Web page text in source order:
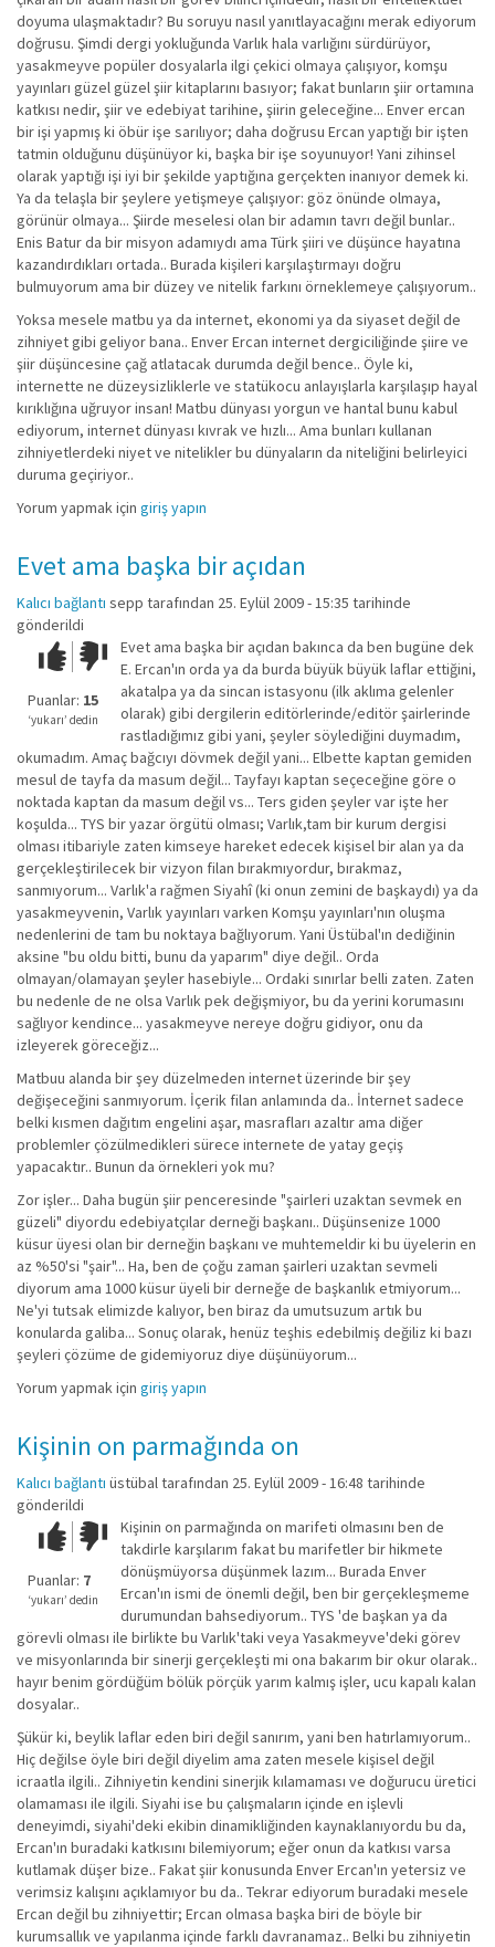
doyuma ulaşmaktadır? Bu soruyu nasıl yanıtlayacağını merak ediyorum
doğrusu. Şimdi dergi yokluğunda Varlık hala varlığını sürdürüyor,
yasakmeyve popüler dosyalarla ilgi çekici olmaya çalışıyor, komşu
yayınları güzel güzel şiir kitaplarını basıyor; fakat bunların şiir ortamına
katkısı nedir, şiir ve edebiyat tarihine, şiirin geleceğine... Enver ercan
bir işi yapmış ki öbür işe sarılıyor; daha doğrusu Ercan yaptığı bir işten
tatmin olduğunu düşünüyor ki, başka bir işe soyunuyor! Yani zihinsel
olarak yaptığı işi iyi bir şekilde yaptığına gerçekten inanıyor demek ki.
Ya da telaşla bir şeylere yetişmeye çalışıyor: göz önünde olmaya,
görünür olmaya... Şiirde meselesi olan bir adamın tavrı değil bunlar..
Enis Batur da bir misyon adamıydı ama Türk şiiri ve düşünce hayatına
kazandırdıkları ortada.. Burada kişileri karşılaştırmayı doğru
bulmuyorum ama bir düzey ve nitelik farkını örneklemeye çalışıyorum..
Yoksa mesele matbu ya da internet, ekonomi ya da siyaset değil de
zihniyet gibi geliyor bana.. Enver Ercan internet dergiciliğinde şiire ve
şiir düşüncesine çağ atlatacak durumda değil bence.. Öyle ki,
internette ne düzeysizliklerle ve statükocu anlayışlarla karşılaşıp hayal
kırıklığına uğruyor insan! Matbu dünyası yorgun ve hantal bunu kabul
ediyorum, internet dünyası kıvrak ve hızlı... Ama bunları kullanan
zihniyetlerdeki niyet ve nitelikler bu dünyaların da niteliğini belirleyici
duruma geçiriyor..
Yorum yapmak için giriş yapın
Evet ama başka bir açıdan
Kalıcı bağlantı sepp tarafından 25. Eylül 2009 - 15:35 tarihinde
gönderildi
Çok iyi!O
kadar
iyi
değil!
Puanlar: 15
‘yukarı’ dedin
Evet ama başka bir açıdan bakınca da ben bugüne dek
E. Ercan'ın orda ya da burda büyük büyük laflar ettiğini,
akatalpa ya da sincan istasyonu (ilk aklıma gelenler
olarak) gibi dergilerin editörlerinde/editör şairlerinde
rastladığımız gibi yani, şeyler söylediğini duymadım,
okumadım. Amaç bağcıyı dövmek değil yani... Elbette kaptan gemiden
mesul de tayfa da masum değil... Tayfayı kaptan seçeceğine göre o
noktada kaptan da masum değil vs... Ters giden şeyler var işte her
koşulda... TYS bir yazar örgütü olması; Varlık,tam bir kurum dergisi
olması itibariyle zaten kimseye hareket edecek kişisel bir alan ya da
gerçekleştirilecek bir vizyon filan bırakmıyordur, bırakmaz,
sanmıyorum... Varlık'a rağmen Siyahî (ki onun zemini de başkaydı) ya da
yasakmeyvenin, Varlık yayınları varken Komşu yayınları'nın oluşma
nedenlerini de tam bu noktaya bağlıyorum. Yani Üstübal'ın dediğinin
aksine "bu oldu bitti, bunu da yaparım" diye değil.. Orda
olmayan/olamayan şeyler hasebiyle... Ordaki sınırlar belli zaten. Zaten
bu nedenle de ne olsa Varlık pek değişmiyor, bu da yerini korumasını
sağlıyor kendince... yasakmeyve nereye doğru gidiyor, onu da
izleyerek göreceğiz...
Matbuu alanda bir şey düzelmeden internet üzerinde bir şey
değişeceğini sanmıyorum. İçerik filan anlamında da.. İnternet sadece
belki kısmen dağıtım engelini aşar, masrafları azaltır ama diğer
problemler çözülmedikleri sürece internete de yatay geçiş
yapacaktır.. Bunun da örnekleri yok mu?
Zor işler... Daha bugün şiir penceresinde "şairleri uzaktan sevmek en
güzeli" diyordu edebiyatçılar derneği başkanı.. Düşünsenize 1000
küsur üyesi olan bir derneğin başkanı ve muhtemeldir ki bu üyelerin en
az %50'si "şair"... Ha, ben de çoğu zaman şairleri uzaktan sevmeli
diyorum ama 1000 küsur üyeli bir derneğe de başkanlık etmiyorum...
Ne'yi tutsak elimizde kalıyor, ben biraz da umutsuzum artık bu
konularda galiba... Sonuç olarak, henüz teşhis edebilmiş değiliz ki bazı
şeyleri çözüme de gidemiyoruz diye düşünüyorum...
Yorum yapmak için giriş yapın
Kişinin on parmağında on
Kalıcı bağlantı üstübaltarafından 25. Eylül 2009 - 16:48 tarihinde
gönderildi
Çok iyi!O
kadar
iyi
değil!
Puanlar: 7
‘yukarı’ dedin
Kişinin on parmağında on marifeti olmasını ben de
takdirle karşılarım fakat bu marifetler bir hikmete
dönüşmüyorsa düşünmek lazım... Burada Enver
Ercan'ın ismi de önemli değil, ben bir gerçekleşmeme
durumundan bahsediyorum.. TYS 'de başkan ya da
görevli olması ile birlikte bu Varlık'taki veya Yasakmeyve'deki görev
ve misyonlarında bir sinerji gerçekleşti mi ona bakarım bir okur olarak..
hayır benim gördüğüm bölük pörçük yarım kalmış işler, ucu kapalı kalan
dosyalar..
Şükür ki, beylik laflar eden biri değil sanırım, yani ben hatırlamıyorum..
Hiç değilse öyle biri değil diyelim ama zaten mesele kişisel değil
icraatla ilgili.. Zihniyetin kendini sinerjik kılamaması ve doğurucu üretici
olamaması ile ilgili. Siyahi ise bu çalışmaların içinde en işlevli
deneyimdi, siyahi'deki ekibin dinamikliğinden kaynaklanıyordu bu da,
Ercan'ın buradaki katkısını bilemiyorum; eğer onun da katkısı varsa
kutlamak düşer bize.. Fakat şiir konusunda Enver Ercan'ın yetersiz ve
verimsiz kalışını açıklamıyor bu da.. Tekrar ediyorum buradaki mesele
Ercan değil bu zihniyettir; Ercan olmasa başka biri de böyle bir
kurumsallık ve yapılanma içinde farklı davranamaz.. Belki bu zihniyetin